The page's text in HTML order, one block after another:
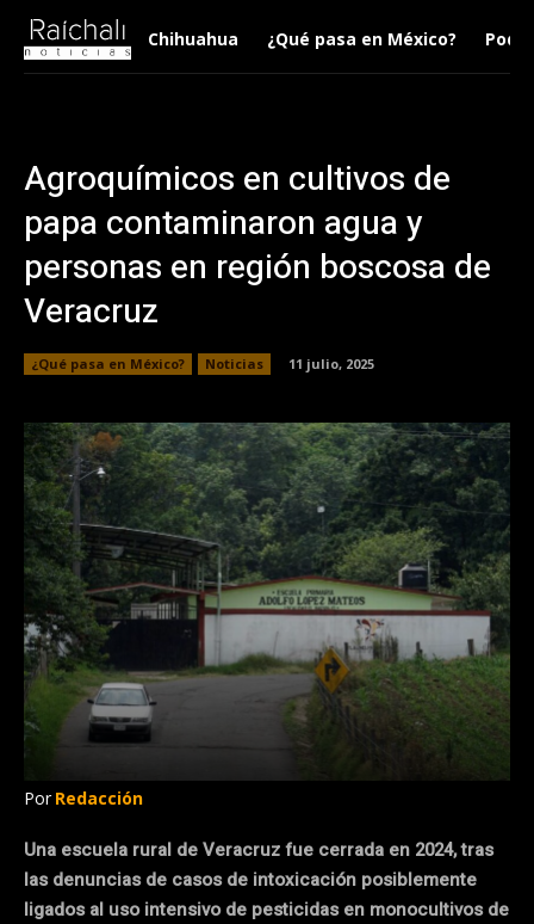
Chihuahua ¿Qué pasa en México?
Agroquímicos en cultivos de
papa contaminaron agua y
personas en región boscosa de
Veracruz
¿Qué pasa en México? Noticias 11 julio, 2025
Por Redacción
Una escuela rural de Veracruz fue cerrada en 2024, tras
las denuncias de casos de intoxicación posiblemente
ligados al uso intensivo de pesticidas en monocultivos de